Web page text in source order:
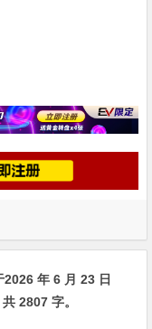
年 6 月 23 日
2807 字。